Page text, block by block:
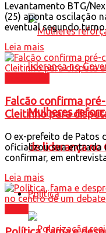
Mulheres
de liderança no
Política
Levantamento BTG/
(25) aponta oscilação
eventual segundo turno
Leia mais
Falcão confirma
Cleitinho para
O ex-prefeito de Patos
oficializou sua entrada
confirmar, em
Leia mais